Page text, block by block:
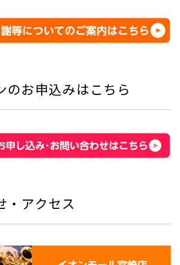
のお申込みはこちら
・アクセス